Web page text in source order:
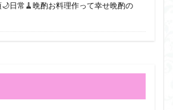
日常🧹晩酌お料理作って幸せ晩酌の